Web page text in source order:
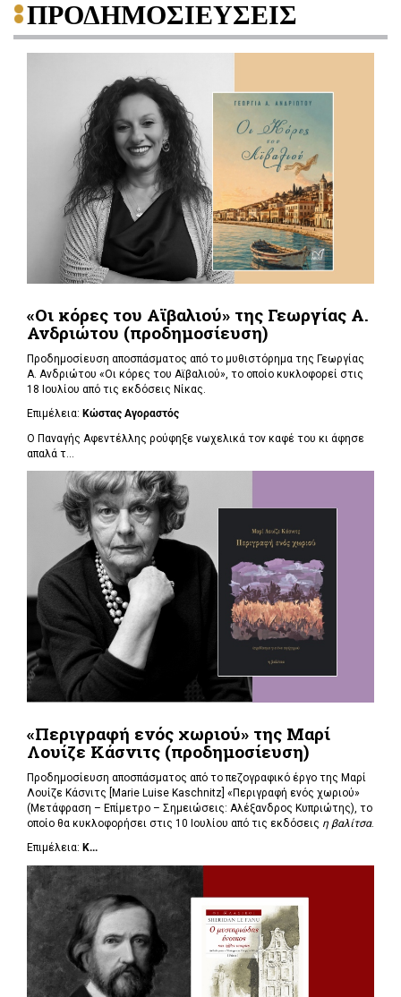
ΠΡΟΔΗΜΟΣΙΕΥΣΕΙΣ
«Οι κόρες του Αϊβαλιού» της Γεωργίας Α.
Ανδριώτου (προδημοσίευση)
Προδημοσίευση αποσπάσματος από το μυθιστόρημα της Γεωργίας
Α. Ανδριώτου «Οι κόρες του Αϊβαλιού», το οποίο κυκλοφορεί στις
18 Ιουλίου από τις εκδόσεις Νίκας.
Επιμέλεια: Κώστας Αγοραστός
Ο Παναγής Αφεντέλλης ρούφηξε νωχελικά τον καφέ του κι άφησε
απαλά τ...
«Περιγραφή ενός χωριού» της Μαρί
Λουίζε Κάσνιτς (προδημοσίευση)
Προδημοσίευση αποσπάσματος από το πεζογραφικό έργο της Μαρί
Λουίζε Κάσνιτς [Marie Luise Kaschnitz] «Περιγραφή ενός χωριού»
(Μετάφραση – Επίμετρο – Σημειώσεις: Αλέξανδρος Κυπριώτης), το
οποίο θα κυκλοφορήσει στις 10 Ιουλίου από τις εκδόσεις η βαλίτσα.
Επιμέλεια: Κ...